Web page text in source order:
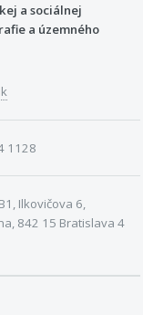
a sociálnej
a územného
1128
Ilkovičova 6,
842 15 Bratislava 4